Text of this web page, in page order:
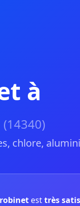
à
(14340)
chlore,
esttrès